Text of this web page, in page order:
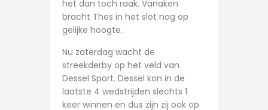
het dan toch raak. Vanaken
bracht Thes in het slot nog op
gelijke hoogte.
Nu zaterdag wacht de
streekderby op het veld van
Dessel Sport. Dessel kon in de
laatste 4 wedstrijden slechts 1
keer winnen en dus zijn zij ook op